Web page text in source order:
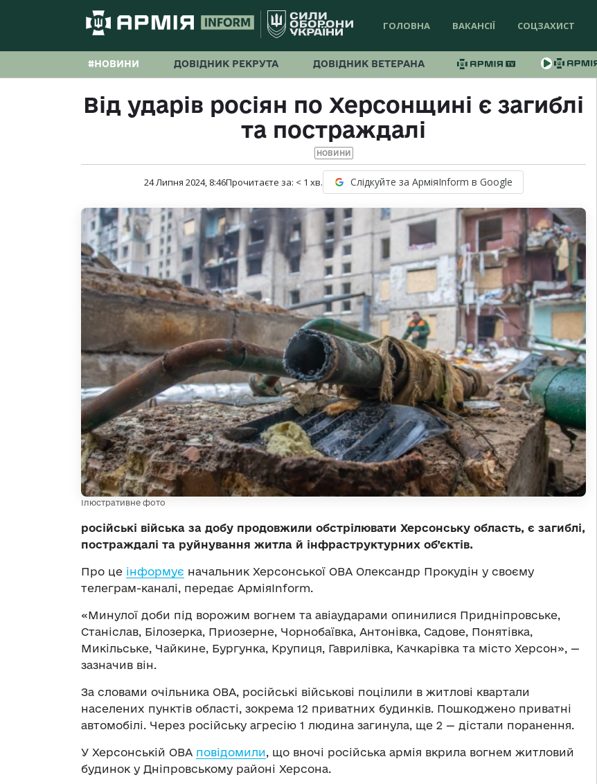
ГОЛОВНА ВАКАНСІЇ СОЦЗАХИСТ
#НОВИНИ ДОВІДНИК РЕКРУТА ДОВІДНИК ВЕТЕРАНА
Від ударів росіян по Херсонщині є загиблі
та постраждалі
НОВИНИ
24 Липня 2024, 8:46Прочитаєте за: < 1 хв. Слідкуйте за АрміяInform в Google
Ілюстративне фото
російські війська за добу продовжили обстрілювати Херсонську область, є загиблі,
постраждалі та руйнування житла й інфраструктурних об’єктів.
Про це інформує начальник Херсонської ОВА Олександр Прокудін у своєму
телеграм-каналі, передає АрміяInform.
«Минулої доби під ворожим вогнем та авіаударами опинилися Придніпровське,
Станіслав, Білозерка, Приозерне, Чорнобаївка, Антонівка, Садове, Понятівка,
Микільське, Чайкине, Бургунка, Крупиця, Гаврилівка, Качкарівка та місто Херсон», —
зазначив він.
За словами очільника ОВА, російські військові поцілили в житлові квартали
населених пунктів області, зокрема 12 приватних будинків. Пошкоджено приватні
автомобілі. Через російську агресію 1 людина загинула, ще 2 — дістали поранення.
У Херсонській ОВА повідомили, що вночі російська армія вкрила вогнем житловий
будинок у Дніпровському районі Херсона.